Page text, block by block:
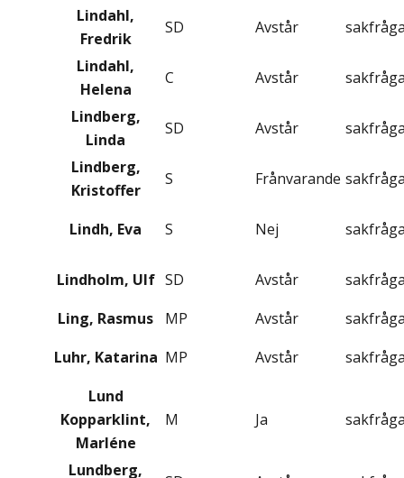
Lindahl,
Fredrik
SD Avstår
Lindahl,
Helena
C Avstår
Lindberg,
Linda
SD Avstår
Lindberg,
Kristoffer
S Frånvarande
Lindh, Eva S Nej
Lindholm, Ulf SD Avstår
Ling, Rasmus
MP Avstår
Luhr, Katarina MP Avstår
Lund
Kopparklint,
Marléne
M Ja
Lundberg,